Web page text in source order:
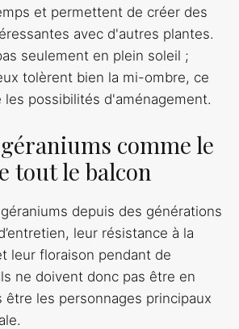
et permettent de créer des
avec d'autres plantes.
seulement en plein soleil ;
tolèrent bien la mi-ombre, ce
les possibilités d'aménagement.
comme le
tout le balcon
depuis des générations
leur résistance à la
leur floraison pendant de
ne doivent donc pas être en
être les personnages principaux